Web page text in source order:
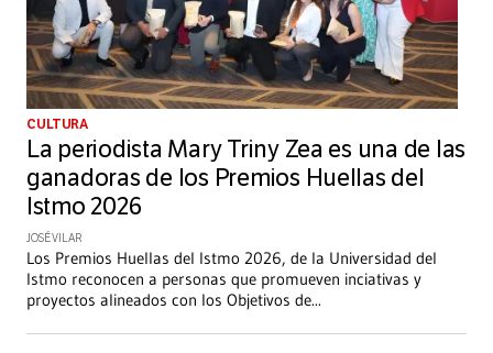
CULTURA
La periodista Mary Triny Zea es una de las
ganadoras de los Premios Huellas del
Istmo 2026
JOSÉ VILAR
Los Premios Huellas del Istmo 2026, de la Universidad del
Istmo reconocen a personas que promueven inciativas y
proyectos alineados con los Objetivos de...